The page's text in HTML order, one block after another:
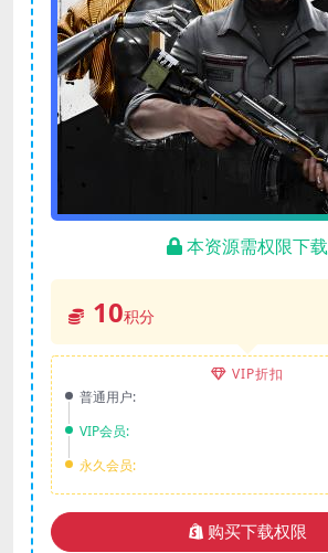
本资源需权限下载
10积分
VIP折扣
普通用户:
VIP会员:
永久会员:
购买下载权限